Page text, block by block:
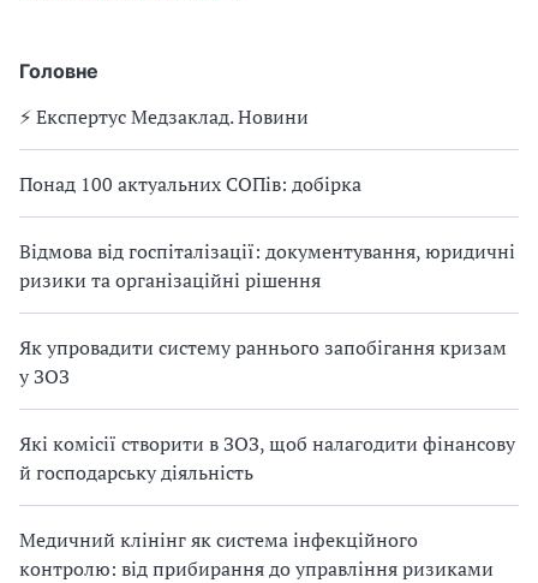
Головне
⚡️ Експертус Медзаклад. Новини
Понад 100 актуальних СОПів: добірка
Відмова від госпіталізації: документування, юридичні
ризики та організаційні рішення
Як упровадити систему раннього запобігання кризам
у ЗОЗ
Які комісії створити в ЗОЗ, щоб налагодити фінансову
й господарську діяльність
Медичний клінінг як система інфекційного
контролю: від прибирання до управління ризиками